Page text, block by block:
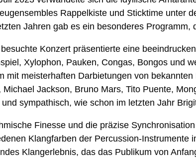
Rappelkiste und Sticktime unter
Jahren gab es ein besonderes
Konzert präsentierte eine
Xylophon, Pauken, Congas, Bongos und
mit meisterhaften Darbietungen von
Michael Jackson, Bruno Mars, Tito Puente,
sympathisch, wie schon im letzten Jahr
Finesse und die präzise
Klangfarben der Percussion-Instrumente
Klangerlebnis, das das Publikum von